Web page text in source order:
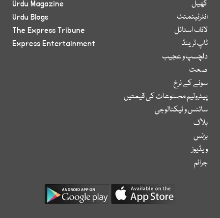
کھیل
انٹرٹینمنٹ
لائف اسٹائل
ٹاپ ٹرینڈ
دلچسپ و عجیب
صحت
سونے کے نرخ
پیٹرولیم مصنوعات کی قیمتیں
سائنس و ٹیکنالوجی
بلاگ
بزنس
ویڈیوز
جرائم
Urdu Magazine
Urdu Blogs
The Express Tribune
Express Entertainment